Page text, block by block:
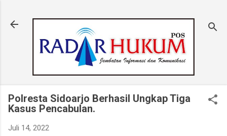
Polresta Sidoarjo Berhasil Ungkap Tiga
Kasus Pencabulan.
Juli 14, 2022